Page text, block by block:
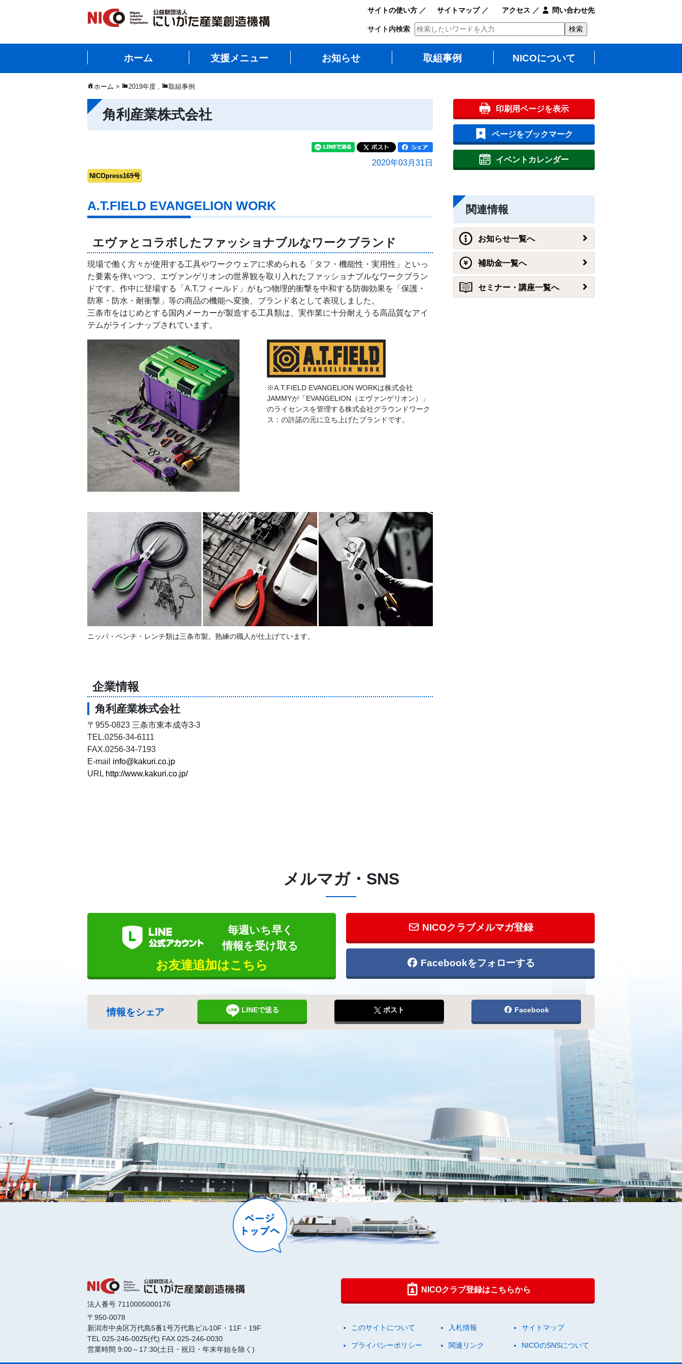
サイトの使い方／ サイトマップ／ アクセス ／ 問い合わせ先
サイト内検索
ホーム 支援メニュー お知らせ 取組事例 NICOについて
ホーム > 2019年度 , 取組事例
角利産業株式会社
2020年03月31日
NICOpress169号
A.T.FIELD EVANGELION WORK
エヴァとコラボしたファッショナブルなワークブランド
現場で働く方々が使用する工具やワークウェアに求められる「タフ・機能性・実用性」といっ
た要素を伴いつつ、エヴァンゲリオンの世界観を取り入れたファッショナブルなワークブラン
ドです。作中に登場する「A.T.フィールド」がもつ物理的衝撃を中和する防御効果を「保護・
防寒・防水・耐衝撃」等の商品の機能へ変換、ブランド名として表現しました。
三条市をはじめとする国内メーカーが製造する工具類は、実作業に十分耐えうる高品質なアイ
テムがラインナップされています。
※A.T.FIELD EVANGELION WORKは株式会社
JAMMYが「EVANGELION（エヴァンゲリオン）」
のライセンスを管理する株式会社グラウンドワーク
ス：の許諾の元に立ち上げたブランドです。
ニッパ・ペンチ・レンチ類は三条市製。熟練の職人が仕上げています。
企業情報
角利産業株式会社
〒955-0823 三条市東本成寺3-3
TEL.0256-34-6111
FAX.0256-34-7193
E-mail info@kakuri.co.jp
URL http://www.kakuri.co.jp/
印刷用ページを表示
ページをブックマーク
イベントカレンダー
関連情報
お知らせ一覧へ
補助金一覧へ
セミナー・講座一覧へ
メルマガ・SNS
毎週いち早く
情報を受け取る
お友達追加はこちら
NICOクラブメルマガ登録
Facebookをフォローする
情報をシェア LINEで送る ポスト Facebook
NICOクラブ登録はこちらから
このサイトについて 入札情報 サイトマップ
プライバシーポリシー 関連リンク NICOのSNSについて
法人番号 7110005000176
〒950-0078
新潟市中央区万代島5番1号万代島ビル10F・11F・19F
TEL 025-246-0025(代) FAX 025-246-0030
営業時間 9:00～17:30(土日・祝日・年末年始を除く)